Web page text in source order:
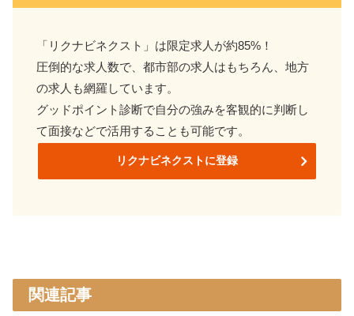
「リクナビネクスト」は限定求人が約85%！
圧倒的な求人数で、都市部の求人はもちろん、地方
の求人も網羅しています。
グッドポイント診断で自分の強みを客観的に判断し
て面接などで活用することも可能です。
リクナビネクストに登録
関連記事